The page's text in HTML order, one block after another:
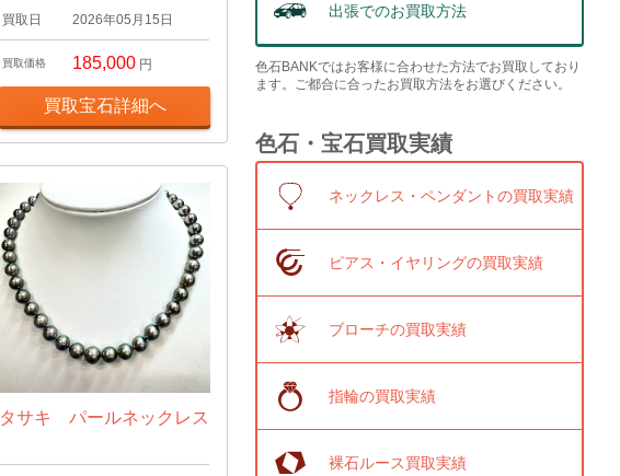
買取日 2026年05月15日
買取価格 185,000 円
買取宝石詳細へ
タサキ パールネックレス
出張でのお買取方法
色石BANKではお客様に合わせた方法でお買取しており
ます。ご都合に合ったお買取方法をお選びください。
色石・宝石買取実績
ネックレス・ペンダントの買取実績
ピアス・イヤリングの買取実績
ブローチの買取実績
指輪の買取実績
裸石ルース買取実績